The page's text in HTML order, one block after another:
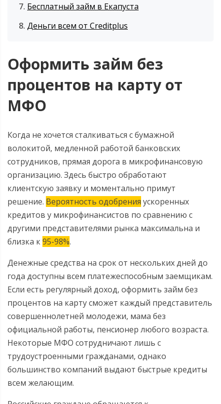
Бесплатный займ в Екапуста
Деньги всем от Creditplus
Оформить займ без
процентов на карту от
МФО
Когда не хочется сталкиваться с бумажной
волокитой, медленной работой банковских
сотрудников, прямая дорога в микрофинансовую
организацию. Здесь быстро обработают
клиентскую заявку и моментально примут
решение. Вероятность одобрения ускоренных
кредитов у микрофинансистов по сравнению с
другими представителями рынка максимальна и
близка к95-98%.
Денежные средства на срок от нескольких дней до
года доступны всем платежеспособным заемщикам.
Если есть регулярный доход, оформить займ без
процентов на карту сможет каждый представитель
совершеннолетней молодежи, мама без
официальной работы, пенсионер любого возраста.
Некоторые МФО сотрудничают лишь с
трудоустроенными гражданами, однако
большинство компаний выдают быстрые кредиты
всем желающим.